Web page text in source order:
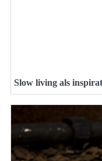
Slow living als